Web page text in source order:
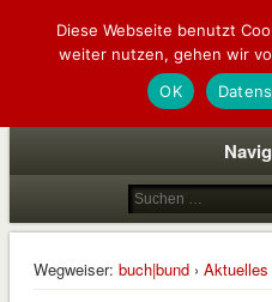
deutsch |
Wegweiser: buch|bund› Aktuelles
Diese Webseite benutzt
weiter nutzen, gehen wir
OK